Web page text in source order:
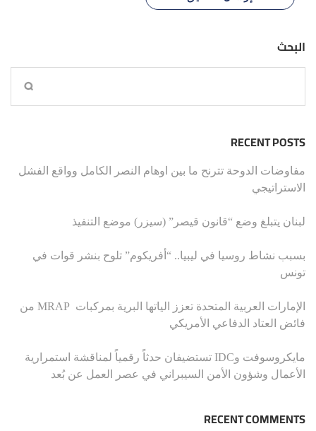
البحث
RECENT POSTS
مفاوضات الدوحة تترنح ما بين اوهام النصر الكامل وواقع الفشل
الاستراتيجي
لبنان يتبلغ وضع “قانون قيصر” (سيزر) موضع التنفيذ
بسبب نشاط روسيا في ليبيا.. “أفريكوم” تلوح بنشر قوات في
تونس
الإمارات العربية المتحدة تعزز الياتها البرية بمركبات MRAP من
فائض العتاد الدفاعي الأمريكي
مايكروسوفت وIDC تستضيفان حدثاً رقمياً لمناقشة استمرارية
الأعمال وشؤون الأمن السيبراني في عصر العمل عن بُعد
RECENT COMMENTS